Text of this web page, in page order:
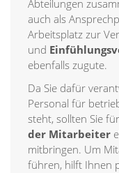
Abteilungen
auch als
Arbeitsplatz zur
und
ebenfalls zugute.
Da Sie dafür
Personal für
steht, sollten Sie
der Mitarbeiter
mitbringen. Um
führen, hilft Ihnen